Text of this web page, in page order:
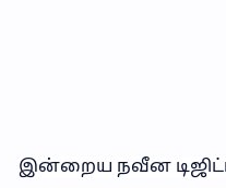
இன்றைய நவீன